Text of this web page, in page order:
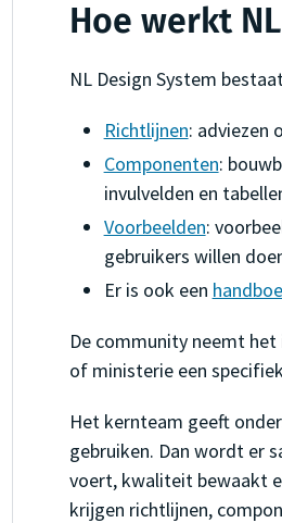
Hoe werkt
NL Design System
Richtlijnen: adviezen
Componenten:
invulvelden en
Voorbeelden:
gebruikers willen
Er is ook een
De community neemt
of ministerie een
Het kernteam geeft
gebruiken. Dan wordt er
voert, kwaliteit bewaakt
krijgen richtlijnen,